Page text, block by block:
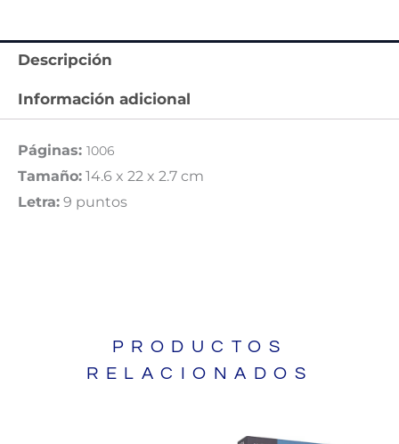
Descripción
Información adicional
Páginas: 1006
Tamaño: 14.6 x 22 x 2.7 cm
Letra: 9 puntos
PRODUCTOS
RELACIONADOS